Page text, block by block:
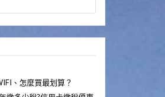
、怎麼買最划算？